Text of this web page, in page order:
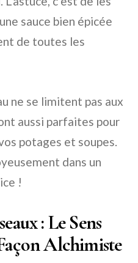
sauce bien épicée
de toutes les
ne se limitent pas aux
aussi parfaites pour
potages et soupes.
dans un
!
: Le Sens
Alchimiste